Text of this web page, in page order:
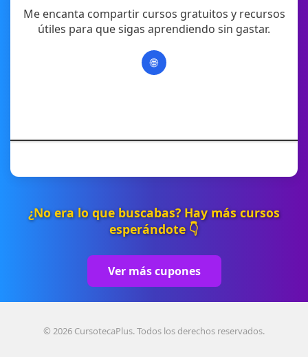
Me encanta compartir cursos gratuitos y recursos
útiles para que sigas aprendiendo sin gastar.
🌐
¿No era lo que buscabas? Hay más cursos
esperándote 👇
Ver más cupones
© 2026 CursotecaPlus. Todos los derechos reservados.